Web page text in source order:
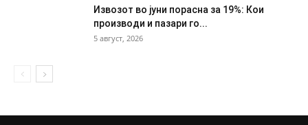
Извозот во јуни порасна за 19%: Кои
производи и пазари го...
5 август, 2026